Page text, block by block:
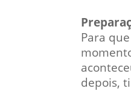
Para
depois,